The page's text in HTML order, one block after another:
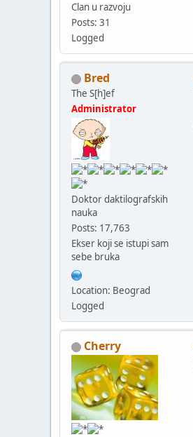
Clan u razvoju
Posts: 31
Logged
Bred
The S[h]ef
Administrator
Doktor daktilografskih
nauka
Posts: 17,763
Ekser koji se istupi sam
sebe bruka
Location: Beograd
Logged
Cherry